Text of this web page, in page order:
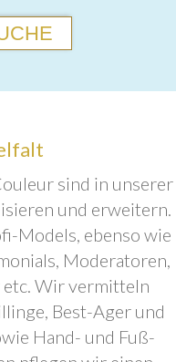
sind in unserer
und erweitern.
Models, ebenso wie
Moderatoren,
etc. Wir vermitteln
Best-Ager und
Hand- und Fuß-